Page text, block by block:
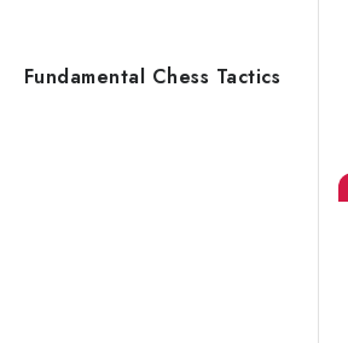
Fundamental Chess Tactics